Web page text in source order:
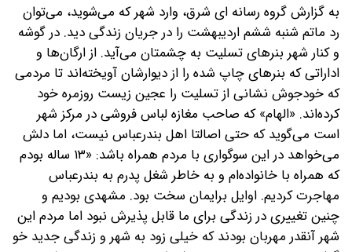
به گزارش گروه رسانه ای شرق، وارد شهر که می‌شوید، می‌توان
رد ماتم شنبه ششم اردیبهشت را در جریان زندگی دید. در گوشه
و کنار شهر بنرهای تسلیت به چشمتان می‌آید. از ارگان‌ها و
اداراتی که بنرهای چاپ شده را از دیوارشان آویخته‌اند تا مردمی
که خودجوش نشانی از تسلیت را عجین زیست روزمره خود
کرده‌اند. «الهام» که صاحب مغازه‌ لباس فروشی در مرکز شهر
است می‌گوید که حتی اصالتا اهل بندرعباس نیست، اما دلش
می‌خواهد در این سوگواری با مردم همراه باشد: «۱۳ ساله بودم
که همراه با خانواده‌ام و به خاطر شغل پدرم به بندرعباس
مهاجرت کردیم. اوایل برایمان سخت بود. مشهدی بودیم و
چنین تغییری در زندگی برای ما قابل پذیرش نبود اما مردم این
شهر آنقدر مهربان بودند که خیلی زود به شهر و زندگی جدید خو